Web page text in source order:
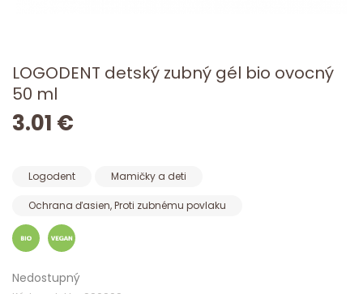
LOGODENT detský zubný gél bio ovocný
50 ml
3.01 €
Logodent Mamičky a deti
Ochrana ďasien, Proti zubnému povlaku
Nedostupný